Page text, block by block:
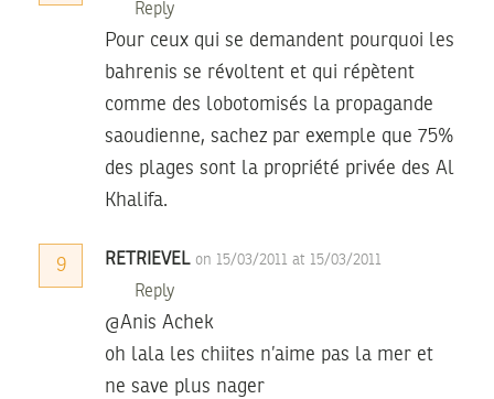
Reply
Pour ceux qui se demandent pourquoi les
bahrenis se révoltent et qui répètent
comme des lobotomisés la propagande
saoudienne, sachez par exemple que 75%
des plages sont la propriété privée des Al
Khalifa.
9 RETRIEVEL on 15/03/2011 at 15/03/2011
Reply
@Anis Achek
oh lala les chiites n’aime pas la mer et
ne save plus nager